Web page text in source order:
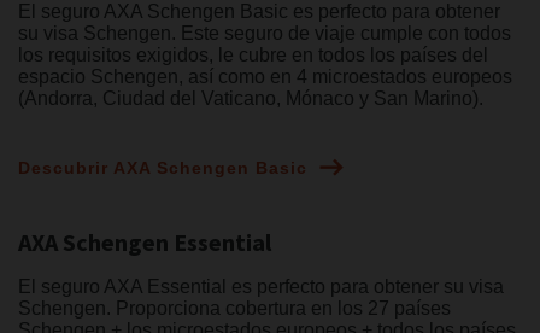
El seguro AXA Schengen Basic es perfecto para obtener
su visa Schengen. Este seguro de viaje cumple con todos
los requisitos exigidos, le cubre en todos los países del
espacio Schengen, así como en 4 microestados europeos
(Andorra, Ciudad del Vaticano, Mónaco y San Marino).
Descubrir AXA Schengen Basic
AXA Schengen Essential
El seguro AXA Essential es perfecto para obtener su visa
Schengen. Proporciona cobertura en los 27 países